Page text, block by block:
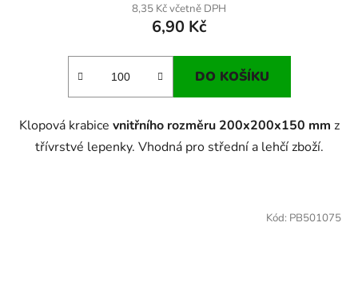
8,35 Kč včetně DPH
6,90 Kč
DO KOŠÍKU
Klopová krabice vnitřního rozměru 200x200x150 mm z
třívrstvé lepenky. Vhodná pro střední a lehčí zboží.
Kód: PB501075